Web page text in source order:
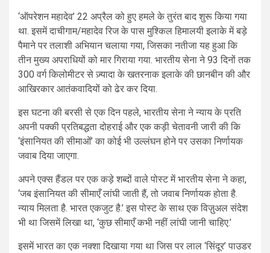
‘ऑपरेशन महादेव’ 22 अप्रैल को हुए हमले के तुरंत बाद शुरू किया गया
था. इसमें दाचीगाम/महादेव रिज के पास मुश्किल हिमालयी इलाके में बड़े
पैमाने पर तलाशी अभियान चलाया गया, जिसका नतीजा यह हुआ कि
तीन मुख्य अपराधियों को मार गिराया गया. भारतीय सेना ने 93 दिनों तक
300 वर्ग किलोमीटर से ज़्यादा के खतरनाक इलाके की छानबीन की और
आखिरकार आतंकवादियों को ढेर कर दिया.
इस घटना की बरसी से एक दिन पहले, भारतीय सेना ने न्याय के प्रति
अपनी पक्की प्रतिबद्धता दोहराई और एक कड़ी चेतावनी जारी की कि
‘इंसानियत की सीमाओं’ का कोई भी उल्लंघन होने पर उसका निर्णायक
जवाब दिया जाएगा.
अपने एक्स हैंडल पर एक कड़े शब्दों वाले पोस्ट में भारतीय सेना ने कहा,
‘जब इंसानियत की सीमाएँ लांघी जाती हैं, तो जवाब निर्णायक होता है.
न्याय मिलता है. भारत एकजुट है.’ इस पोस्ट के साथ एक विज़ुअल संदेश
भी था जिसमें लिखा था, ‘कुछ सीमाएँ कभी नहीं लांघी जानी चाहिए.’
इसमें भारत का एक नक्शा दिखाया गया था जिस पर लाल ‘सिंदूर’ पाउडर